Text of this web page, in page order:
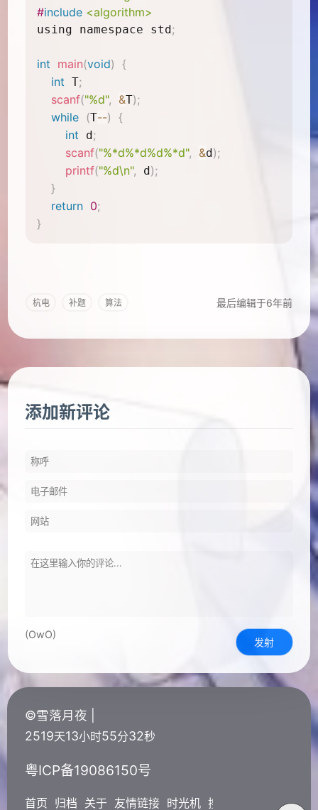
#include <algorithm>
using namespace std;
int main(void)
{
int T;
scanf("%d", &T);
while (T--)
{
int d;
scanf("%*d%*d%d%*d", &d);
printf("%d\n", d);
}
return 0;
}
杭电 补题 算法 最后编辑于6年前
添加新评论
(OwO)
发射
©雪落月夜 |
2519天13小时55分33秒
粤ICP备19086150号
首页 归档 关于 友情链接 时光机 搜索